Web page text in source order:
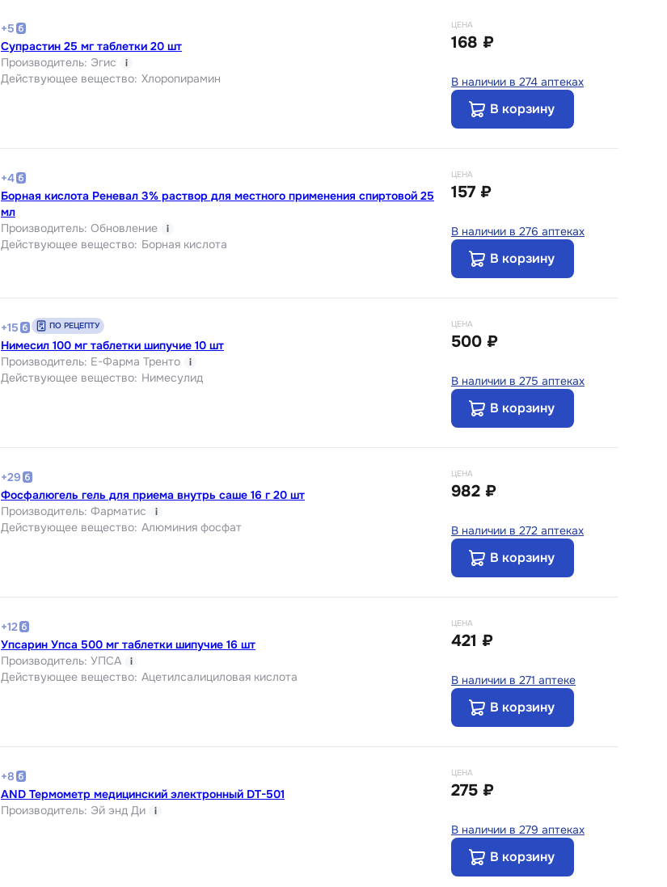
+5
Супрастин 25 мг таблетки 20 шт
Производитель: Эгис i
Действующее вещество: Хлоропирамин
ЦЕНА
168 ₽
В наличии в 274 аптеках
В корзину
+4
Борная кислота Реневал 3% раствор для местного применения спиртовой 25
мл
Производитель: Обновление i
Действующее вещество: Борная кислота
ЦЕНА
157 ₽
В наличии в 276 аптеках
В корзину
+15 ПО РЕЦЕПТУ
Нимесил 100 мг таблетки шипучие 10 шт
Производитель: Е-Фарма Тренто i
Действующее вещество: Нимесулид
ЦЕНА
500 ₽
В наличии в 275 аптеках
В корзину
+29
Фосфалюгель гель для приема внутрь саше 16 г 20 шт
Производитель: Фарматис i
Действующее вещество: Алюминия фосфат
ЦЕНА
982 ₽
В наличии в 272 аптеках
В корзину
+12
Упсарин Упса 500 мг таблетки шипучие 16 шт
Производитель: УПСА i
Действующее вещество: Ацетилсалициловая кислота
ЦЕНА
421 ₽
В наличии в 271 аптеке
В корзину
+8
AND Термометр медицинский электронный DT-501
Производитель: Эй энд Ди i
ЦЕНА
275 ₽
В наличии в 279 аптеках
В корзину